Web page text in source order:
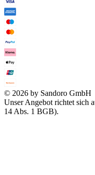
© 2026 by Sandoro GmbH
Unser Angebot richtet sich
14 Abs. 1 BGB).